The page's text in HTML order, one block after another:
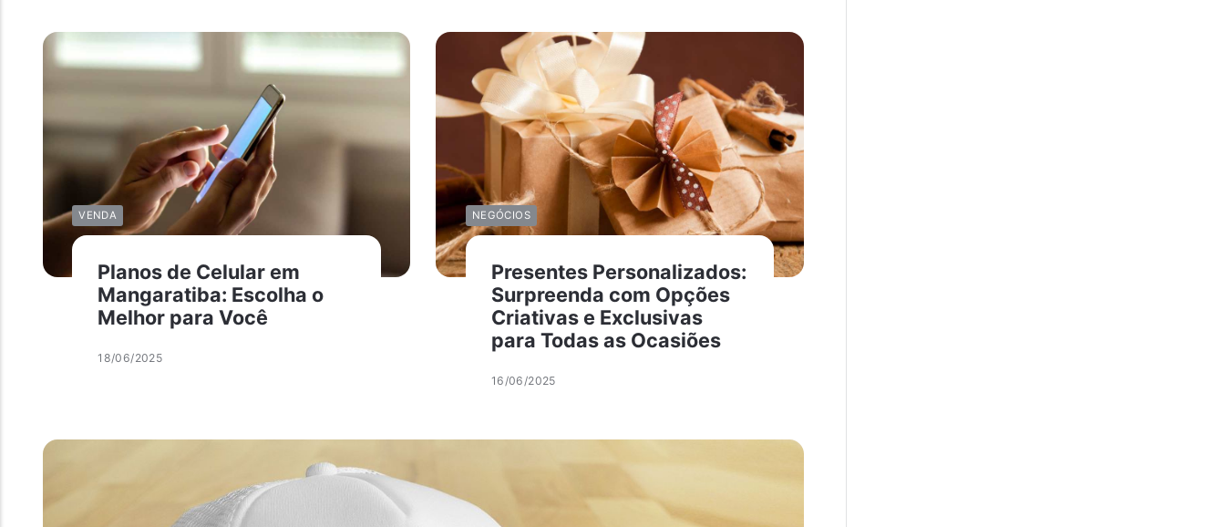
Planos de Celular em
Mangaratiba: Escolha o
Melhor para Você
18/06/2025
VENDA
Presentes Personalizados:
Surpreenda com Opções
Criativas e Exclusivas
para Todas as Ocasiões
16/06/2025
NEGÓCIOS